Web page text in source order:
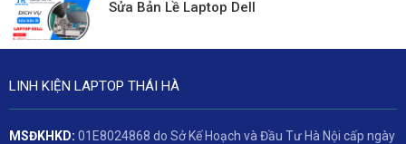
Sửa Bản Lề Laptop Dell
LINH KIỆN LAPTOP THÁI HÀ
MSĐKHKD: 01E8024868 do Sở Kế Hoạch và Đầu Tư Hà Nội cấp ngày